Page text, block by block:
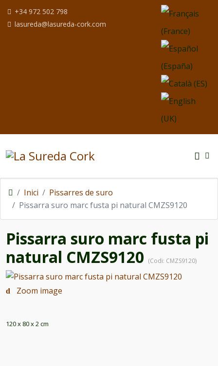
+34 972 502 798
lasureda@lasureda-cork.com
Seleccioni el seu
Inici
Pissarres de suro
Pissarra suro marc fusta pi natural CMZS9120
Pissarra suro marc fusta pi
natural CMZS9120 (Codi: CMZS9120)
Zoom image
120 x 80 x 2 cm